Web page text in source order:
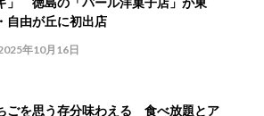
自由が丘に初出店
年10月16日
ごを思う存分味わえる 食べ放題とア